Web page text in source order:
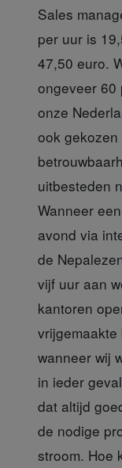
Sales
per uur is
47,50 euro.
ongeveer 60
onze
ook
uitbesteden
Wanneer
avond via
de
vijf uur aan
kantoren
wanneer wij
in ieder
dat altijd
de nodige
stroom. Hoe